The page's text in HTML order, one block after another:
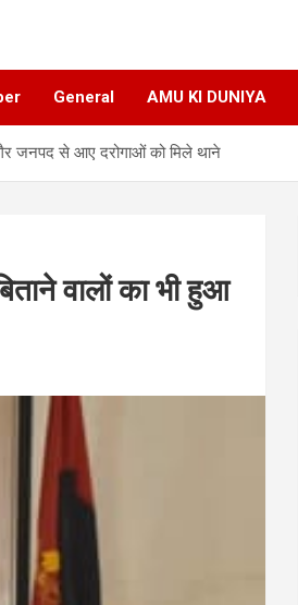
General AMU KI DUNIYA
जनपद से आए दरोगाओं को मिले थाने
वालों का भी हुआ